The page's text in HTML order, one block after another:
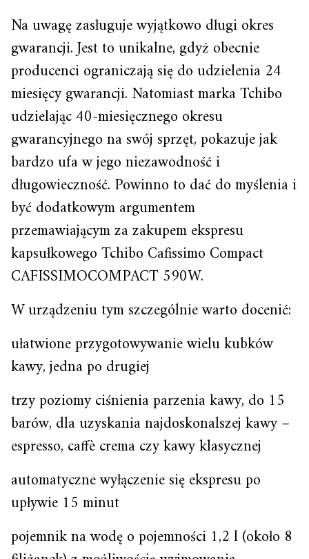
Na uwagę zasługuje wyjątkowo długi okres
gwarancji. Jest to unikalne, gdyż obecnie
producenci ograniczają się do udzielenia 24
miesięcy gwarancji. Natomiast marka Tchibo
udzielając 40-miesięcznego okresu
gwarancyjnego na swój sprzęt, pokazuje jak
bardzo ufa w jego niezawodność i
długowieczność. Powinno to dać do myślenia i
być dodatkowym argumentem
przemawiającym za zakupem ekspresu
kapsułkowego Tchibo Cafissimo Compact
CAFISSIMOCOMPACT 590W.
W urządzeniu tym szczególnie warto docenić:
ułatwione przygotowywanie wielu kubków
kawy, jedna po drugiej
trzy poziomy ciśnienia parzenia kawy, do 15
barów, dla uzyskania najdoskonalszej kawy –
espresso, caffè crema czy kawy klasycznej
automatyczne wyłączenie się ekspresu po
upływie 15 minut
pojemnik na wodę o pojemności 1,2 l (około 8